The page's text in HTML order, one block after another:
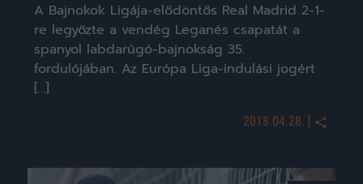
A Bajnokok Ligája-elődöntős Real Madrid 2-1-
re legyőzte a vendég Leganés csapatát a
spanyol labdarúgó-bajnokság 35.
fordulójában. Az Európa Liga-indulási jogért
[…]
2018.04.28. |